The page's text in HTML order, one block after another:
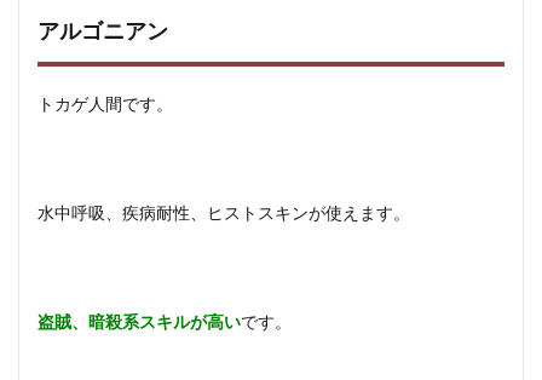
アルゴニアン
トカゲ人間です。
水中呼吸、疾病耐性、ヒストスキンが使えます。
盗賊、暗殺系スキルが高いです。